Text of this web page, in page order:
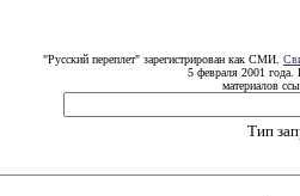
"Русский переплет" зарегистрирован как СМИ.
5 февраля 2001 года.
материалов
Тип